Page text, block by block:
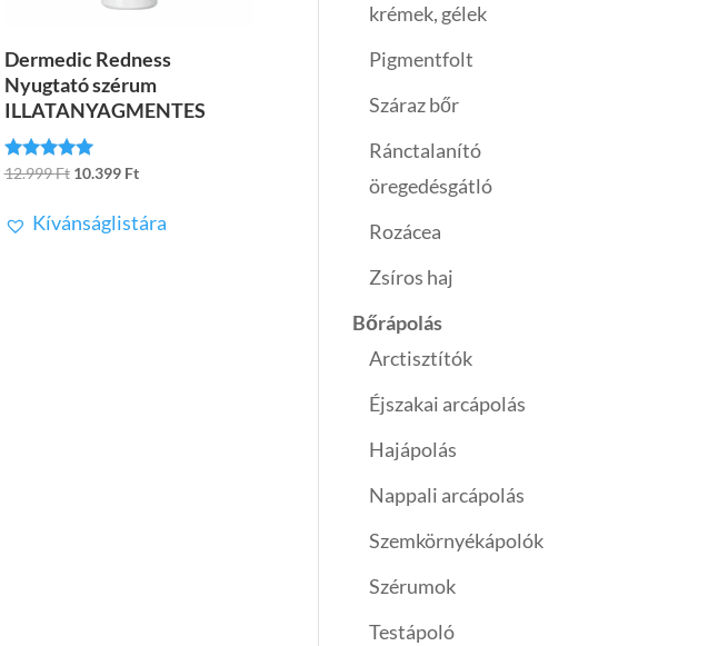
Dermedic Redness
Nyugtató szérum
ILLATANYAGMENTES
Értékelés:
12.999Ft Original
was:
10.399 FtCurrent
is:
Kívánságlistára
krémek, gélek
Pigmentfolt
Száraz bőr
Ránctalanító
öregedésgátló
Rozácea
Zsíros haj
Bőrápolás
Arctisztítók
Éjszakai arcápolás
Hajápolás
Nappali arcápolás
Szemkörnyékápolók
Szérumok
Testápoló